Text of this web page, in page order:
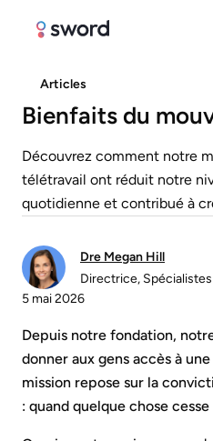
Articles
Bienfaits du
Découvrez comment notre
télétravail ont réduit notre
quotidienne et contribué à
Dre Megan Hill
Directrice,
5 mai 2026
Depuis notre fondation,
donner aux gens accès à
mission repose sur la
: quand quelque chose